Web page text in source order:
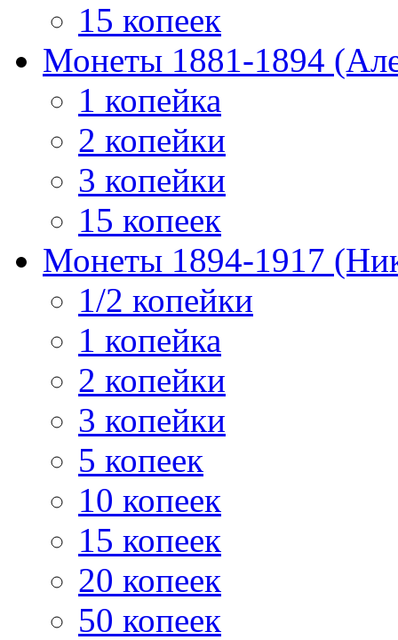
15 копеек
Монеты 1881-1894
1 копейка
2 копейки
3 копейки
15 копеек
Монеты 1894-1917
1/2 копейки
1 копейка
2 копейки
3 копейки
5 копеек
10 копеек
15 копеек
20 копеек
50 копеек